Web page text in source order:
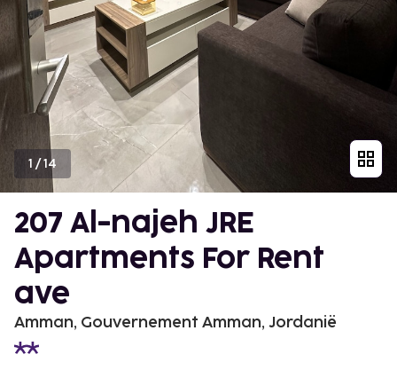
1 /14
207 Al-najeh JRE
Apartments For Rent
ave
Amman, Gouvernement Amman, Jordanië